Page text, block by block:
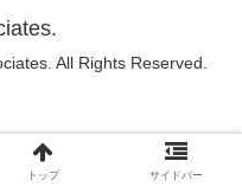
All Rights Reserved.
トップ サイドバー